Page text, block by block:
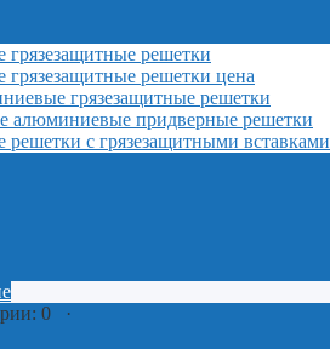
решетки
решетки цена
грязезащитные решетки
алюминиевые придверные решетки
с грязезащитными вставками
0 ·